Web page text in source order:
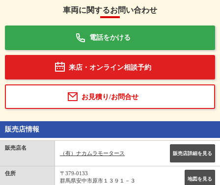
車両に関するお問い合わせ
電話をかける
来店・オンライン相談予約
お見積り/お問合せ
販売店情報
販売店名
（有）ナカムラモータース
販売店詳細を見る
住所
地図を見る
〒379-0133
群馬県安中市原市１３９１－３